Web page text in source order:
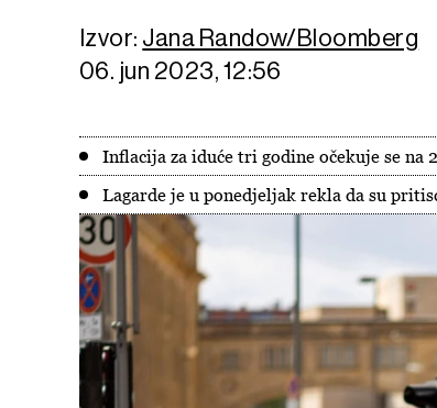
Izvor: Jana Randow/Bloomberg
06. jun 2023, 12:56
Inflacija za iduće tri godine očekuje se na
Lagarde je u ponedjeljak rekla da su